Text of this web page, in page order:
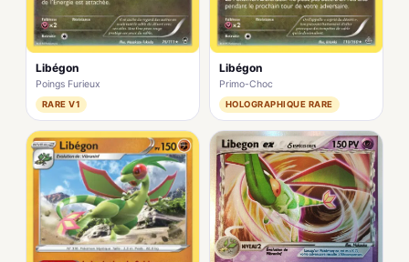
Libégon
Poings Furieux
RARE V1
Libégon
Primo-Choc
HOLOGRAPHIQUE RARE